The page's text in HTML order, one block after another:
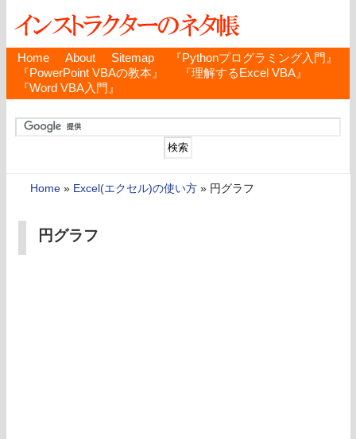
Home About Sitemap
『Pythonプログラミング入門』
『PowerPoint VBAの教本』
『理解するExcel VBA』
『Word VBA入門』
Home » Excel(エクセル)の使い方 » 円グラフ
円グラフ